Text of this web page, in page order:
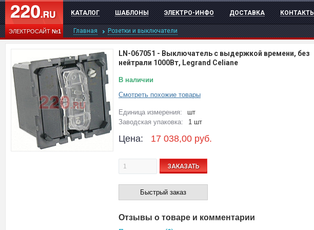
ЭЛЕКТРОСАЙТ№1
КАТАЛОГ ШАБЛОНЫ ЭЛЕКТРО-ИНФО ДОСТАВКА КОНТАКТЫ
Главная Розетки и выключатели
LN-067051 - Выключатель с выдержкой времени, без
нейтрали 1000Вт, Legrand Celiane
В наличии
Смотреть похожие товары
Единица измерения:
шт
Заводская упаковка:
1 шт
Цена: 17 038,00 руб.
ЗАКАЗАТЬ
Быстрый заказ
Отзывы о товаре и комментарии